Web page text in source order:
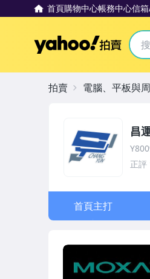
首頁購物中心帳務中心信箱
昌
正評
首頁主打
拍賣 電腦、平板與